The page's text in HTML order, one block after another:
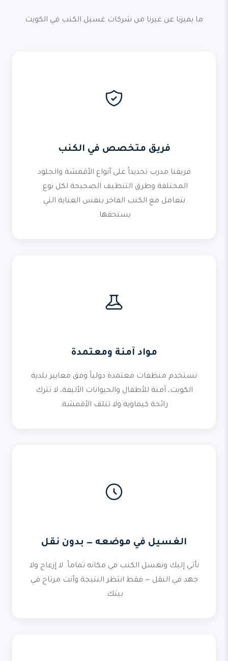
ما يميزنا عن غيرنا من شركات غسيل الكنب في الكويت
فريق متخصص في الكنب
فريقنا مدرب تحديداً على أنواع الأقمشة والجلود
المختلفة وطرق التنظيف الصحيحة لكل نوع.
نتعامل مع الكنب الفاخر بنفس العناية التي
يستحقها.
مواد آمنة ومعتمدة
نستخدم منظفات معتمدة دولياً وفق معايير بلدية
الكويت، آمنة للأطفال والحيوانات الأليفة، لا تترك
رائحة كيماوية ولا تتلف الأقمشة.
الغسيل في موضعه — بدون نقل
نأتي إليك ونغسل الكنب في مكانه تماماً. لا إزعاج ولا
جهد في النقل — فقط انتظر النتيجة وأنت مرتاح في
بيتك.